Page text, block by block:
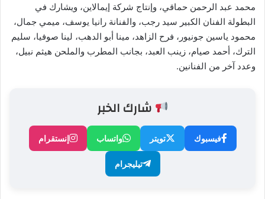
محمد عبد الرحمن حماقي، وإنتاج شركة إيمالاين، ويشارك في
البطولة الفنان الكبير سيد رجب، والفنانة رانيا يوسف، ميمي جمال،
محمود ياسين جونيور، فرح الزاهد، مينا أبو الدهب، لينا صوفيا، سليم
الترك، أحمد صيام، زينب العبد، بجانب المطرب والملحن هيثم نبيل،
وعدد آخر من الفنانين.
شارك الخبر
فيسبوك تويتر واتساب إنستقرام
تيليجرام